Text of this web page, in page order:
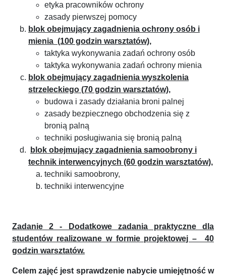
etyka pracowników ochrony
zasady pierwszej pomocy
blok obejmujący zagadnienia ochrony osób i
mienia (100 godzin warsztatów),
taktyka wykonywania zadań ochrony osób
taktyka wykonywania zadań ochrony mienia
blok obejmujący zagadnienia wyszkolenia
strzeleckiego (70 godzin warsztatów),
budowa i zasady działania broni palnej
zasady bezpiecznego obchodzenia się z
bronią palną
techniki posługiwania się bronią palną
blok obejmujący zagadnienia samoobrony i
technik interwencyjnych (60 godzin warsztatów),
techniki samoobrony,
techniki interwencyjne
Zadanie 2 - Dodatkowe zadania praktyczne dla
studentów realizowane w formie projektowej – 40
godzin warsztatów.
Celem zajęć jest sprawdzenie nabycie umiejętność w